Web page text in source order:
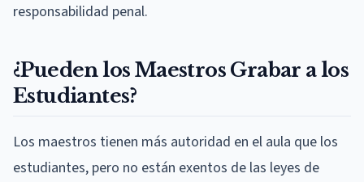
responsabilidad penal.
¿Pueden los Maestros Grabar a los
Estudiantes?
Los maestros tienen más autoridad en el aula que los
estudiantes, pero no están exentos de las leyes de